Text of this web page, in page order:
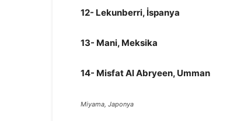
12- Lekunberri, İspanya
13- Mani, Meksika
14- Misfat Al Abryeen, Umman
Miyama, Japonya